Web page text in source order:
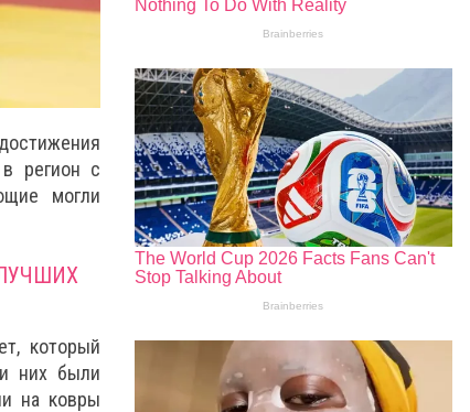
регион с
могли
который
них были
на ковры